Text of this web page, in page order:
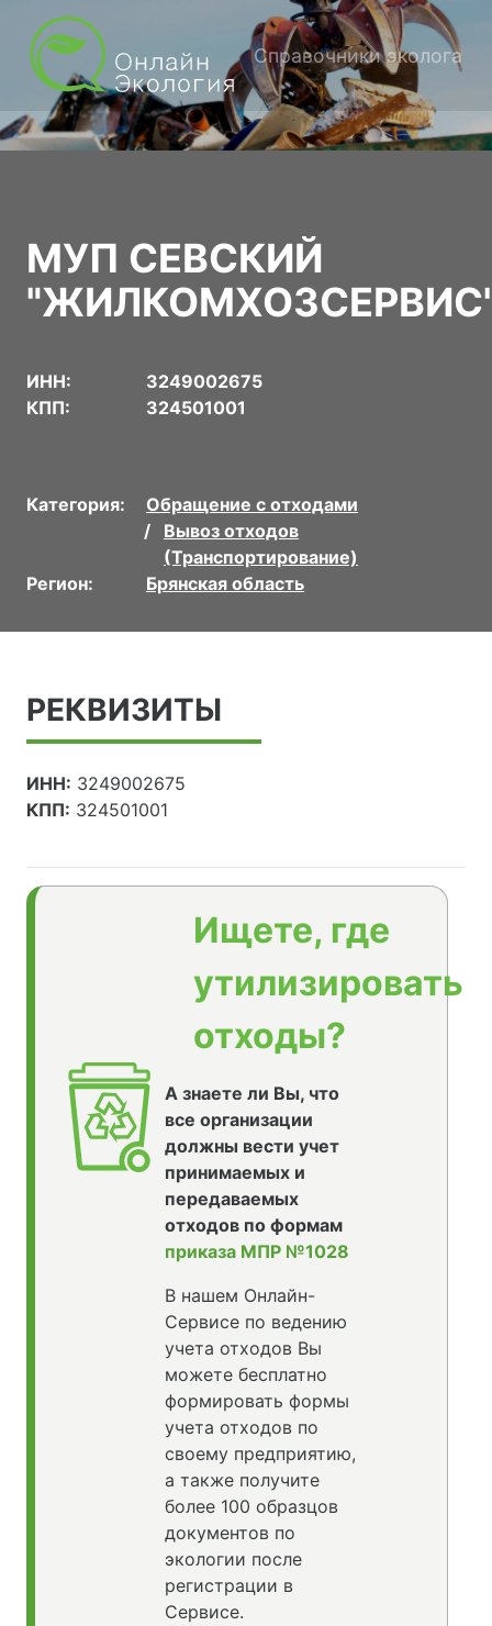
Справочники эколога
МУП СЕВСКИЙ
ИНН:
3249002675
КПП:
324501001
Категория:
Обращение с отходами
Вывоз отходов
(Транспортирование)
Регион:
Брянская область
РЕКВИЗИТЫ
ИНН: 3249002675
КПП: 324501001
Ищете, где
утилизировать
отходы?
А знаете ли Вы, что
все организации
должны вести учет
принимаемых и
передаваемых
отходов по формам
приказа МПР №1028
В нашем Онлайн-
Сервисе по ведению
учета отходов Вы
можете бесплатно
формировать формы
учета отходов по
своему предприятию,
а также получите
более 100 образцов
документов по
экологии после
регистрации в
Сервисе.